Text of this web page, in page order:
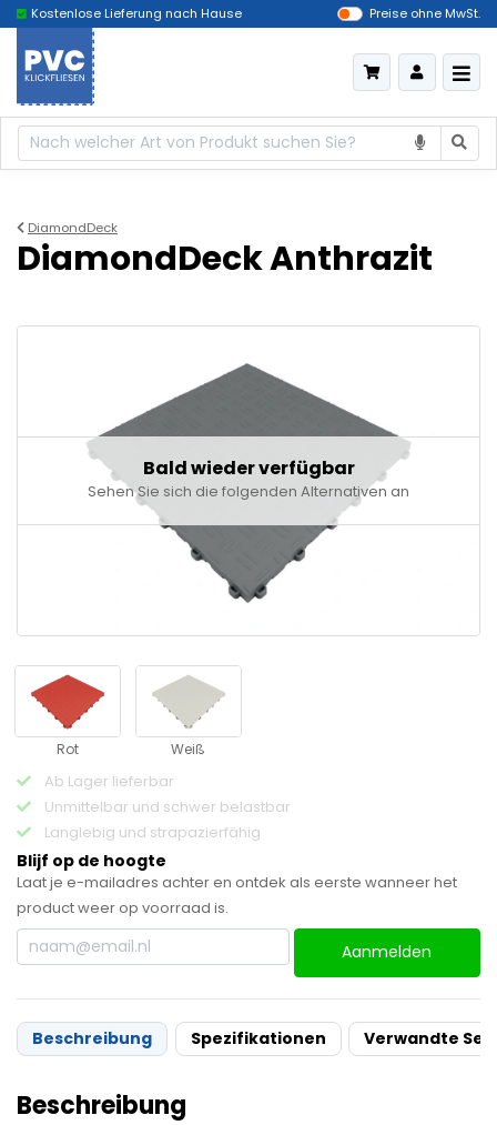
Kostenlose Lieferung nach Hause Das billigste Deutschland
Preise ohne MwSt.
DiamondDeck
DiamondDeck Anthrazit
Bald wieder verfügbar
Sehen Sie sich die folgenden Alternativen an
Ab Lager lieferbar
Unmittelbar und schwer belastbar
Langlebig und strapazierfähig
Rot Weiß
Blijf op de hoogte
Laat je e-mailadres achter en ontdek als eerste wanneer het
product weer op voorraad is.
Aanmelden
Beschreibung Spezifikationen Verwandte
Beschreibung